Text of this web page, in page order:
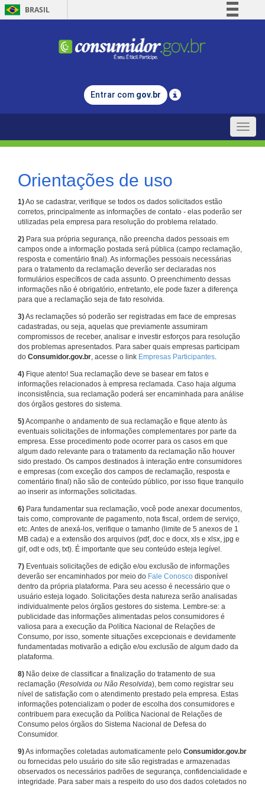
BRASIL
Comunica BR
Legislação
Entrar com gov.br
Toggle
Orientações de uso
1)Ao se cadastrar, verifique se todos os dados solicitados estão
corretos, principalmente as informações de contato - elas poderão ser
utilizadas pela empresa para resolução do problema relatado.
2) Para sua própria segurança, não preencha dados pessoais em
campos onde a informação postada será pública (campo reclamação,
resposta e comentário final). As informações pessoais necessárias
para o tratamento da reclamação deverão ser declaradas nos
formulários específicos de cada assunto. O preenchimento dessas
informações não é obrigatório, entretanto, ele pode fazer a diferença
para que a reclamação seja de fato resolvida.
3)As reclamações só poderão ser registradas em face de empresas
cadastradas, ou seja, aquelas que previamente assumiram
compromissos de receber, analisar e investir esforços para resolução
dos problemas apresentados. Para saber quais empresas participam
do Consumidor.gov.br, acesse o link Empresas Participantes.
4) Fique atento! Sua reclamação deve se basear em fatos e
informações relacionados à empresa reclamada. Caso haja alguma
inconsistência, sua reclamação poderá ser encaminhada para análise
dos órgãos gestores do sistema.
5)Acompanhe o andamento de sua reclamação e fique atento às
eventuais solicitações de informações complementares por parte da
empresa. Esse procedimento pode ocorrer para os casos em que
algum dado relevante para o tratamento da reclamação não houver
sido prestado. Os campos destinados à interação entre consumidores
e empresas (com exceção dos campos de reclamação, resposta e
comentário final) não são de conteúdo público, por isso fique tranquilo
ao inserir as informações solicitadas.
6) Para fundamentar sua reclamação, você pode anexar documentos,
tais como, comprovante de pagamento, nota fiscal, ordem de serviço,
etc. Antes de anexá-los, verifique o tamanho (limite de 5 anexos de 1
MB cada) e a extensão dos arquivos (pdf, doc e docx, xls e xlsx, jpg e
gif, odt e ods, txt). É importante que seu conteúdo esteja legível.
7) Eventuais solicitações de edição e/ou exclusão de informações
deverão ser encaminhados por meio do Fale Conosco disponível
dentro da própria plataforma. Para seu acesso é necessário que o
usuário esteja logado. Solicitações desta natureza serão analisadas
individualmente pelos órgãos gestores do sistema. Lembre-se: a
publicidade das informações alimentadas pelos consumidores é
valiosa para a execução da Política Nacional de Relações de
Consumo, por isso, somente situações excepcionais e devidamente
fundamentadas motivarão a edição e/ou exclusão de algum dado da
plataforma.
8) Não deixe de classificar a finalização do tratamento de sua
reclamação (Resolvida ou Não Resolvida), bem como registrar seu
nível de satisfação com o atendimento prestado pela empresa. Estas
informações potencializam o poder de escolha dos consumidores e
contribuem para execução da Política Nacional de Relações de
Consumo pelos órgãos do Sistema Nacional de Defesa do
Consumidor.
9)As informações coletadas automaticamente pelo Consumidor.gov.br
ou fornecidas pelo usuário do site são registradas e armazenadas
observados os necessários padrões de segurança, confidencialidade e
integridade. Para saber mais a respeito do uso dos dados coletados no